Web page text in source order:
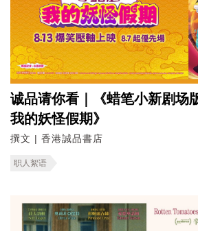
诚品请你看｜《蜡笔小新剧场
我的妖怪假期》
撰文 | 香港誠品書店
职人絮语